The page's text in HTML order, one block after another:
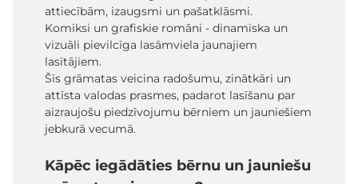
attiecībām, izaugsmi un pašatklāsmi.
Komiksi un grafiskie romāni - dinamiska un
vizuāli pievilcīga lasāmviela jaunajiem
lasītājiem.
Šīs grāmatas veicina radošumu, zinātkāri un
attīsta valodas prasmes, padarot lasīšanu par
aizraujošu piedzīvojumu bērniem un jauniešiem
jebkurā vecumā.
Kāpēc iegādāties bērnu un jauniešu